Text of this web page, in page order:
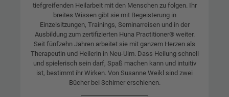
tiefgreifenden Heilarbeit mit den Menschen zu folgen. Ihr
breites Wissen gibt sie mit Begeisterung in
Einzelsitzungen, Trainings, Seminarreisen und in der
Ausbildung zum zertifizierten Huna Practitioner® weiter.
Seit fünfzehn Jahren arbeitet sie mit ganzem Herzen als
Therapeutin und Heilerin in Neu-Ulm. Dass Heilung schnell
und spielerisch sein darf, Spaß machen kann und intuitiv
ist, bestimmt ihr Wirken. Von Susanne Weikl sind zwei
Bücher bei Schirner erschienen.